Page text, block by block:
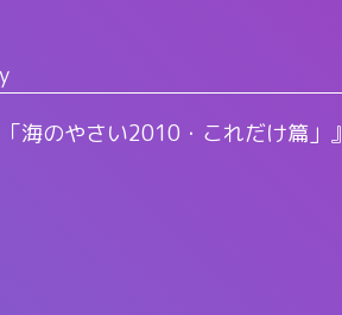
海のやさい2010・これだけ篇」』